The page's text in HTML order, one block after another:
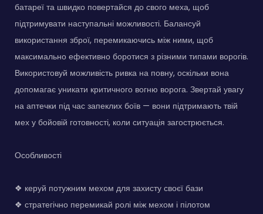
батареї та швидко повертайся до свого меха, щоб
підтримувати наступальні можливості. Балансуй
використання зброї, перемикаючись між ними, щоб
максимально ефективно боротися з різними типами ворогів.
Використовуй можливість ривка на повну, оскільки вона
допомагає уникати критичного вогню ворога. Звертай увагу
на аптечки під час запеклих боїв — вони підтримають твій
мех у бойовій готовності, коли ситуація загострюється.
Особливості
❖ керуй потужним мехом для захисту своєї бази
❖ стратегічно перемикай ролі між мехом і пілотом